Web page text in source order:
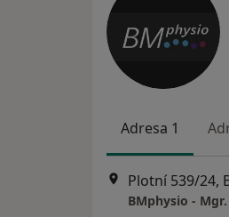
Adresa 1
Plotní 539/24,